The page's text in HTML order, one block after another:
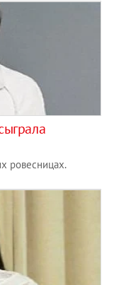
ровесницах.